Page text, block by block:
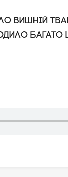
Вишній
багато